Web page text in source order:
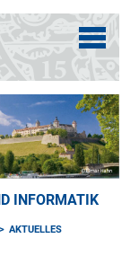
INFORMATIK
AKTUELLES